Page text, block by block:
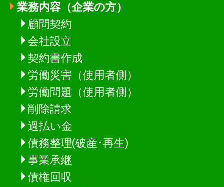
業務内容（企業の方）
顧問契約
会社設立
契約書作成
労働災害（使用者側）
労働問題（使用者側）
削除請求
過払い金
債務整理(破産･再生)
事業承継
債権回収